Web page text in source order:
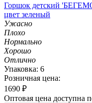
Горшок детский
цвет зеленый
Ужасно
Плохо
Нормально
Хорошо
Отлично
Упаковка: 6
Розничная цена:
1690 ₽
Оптовая цена доступна